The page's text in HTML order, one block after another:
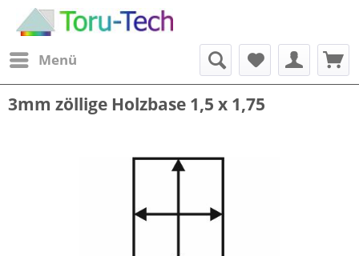
Menü
3mm zöllige Holzbase 1,5 x 1,75